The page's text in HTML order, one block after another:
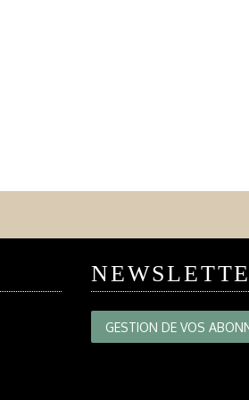
GESTION DE VOS